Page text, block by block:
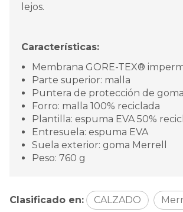
lejos.
Características:
Membrana GORE-TEX®
Parte superior: malla
Puntera de protección de goma
Forro: malla 100% reciclada
Plantilla: espuma EVA 50%
Entresuela: espuma EVA
Suela exterior: goma Merrell
Peso: 760 g
Clasificado en: CALZADO